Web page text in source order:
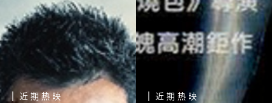
近期热映 近期热映